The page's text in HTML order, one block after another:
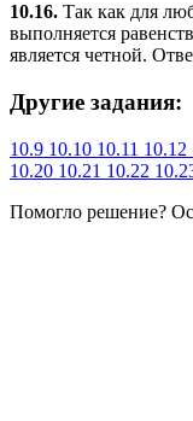
10.16. Так как для
выполняется
является четной.
Другие задания:
10.9 10.10 10.11 10.12
10.20 10.21 10.22
Помогло решение?